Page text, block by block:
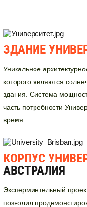
ЗДАНИЕ
Уникальное
которого являются
здания. Система
часть потребности
время.
КОРПУС
АВСТРАЛИЯ
Эксперминтельный
позволил